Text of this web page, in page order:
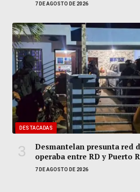
7 DE AGOSTO DE 2026
DESTACADAS
Desmantelan presunta red
operaba entre RD y Puerto
7 DE AGOSTO DE 2026